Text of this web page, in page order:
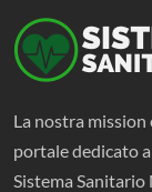
La nostra
portale dedicato
Sistema Sanitario